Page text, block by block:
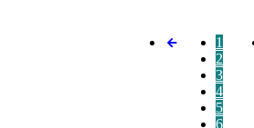
1
2
3
4
5
6